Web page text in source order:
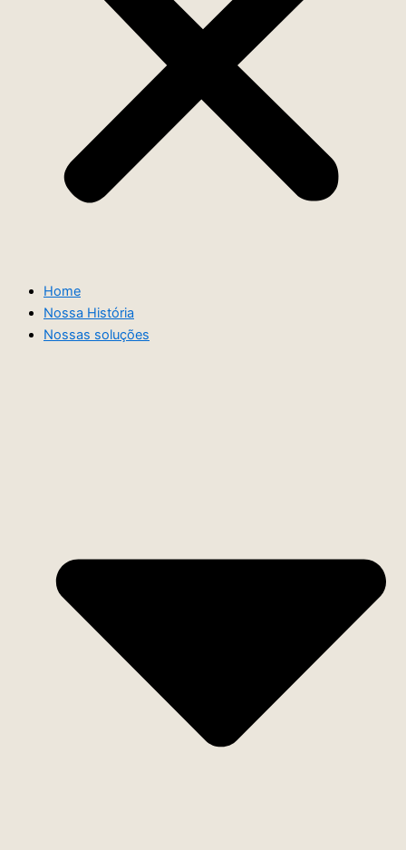
Home
Nossa História
Nossas soluções